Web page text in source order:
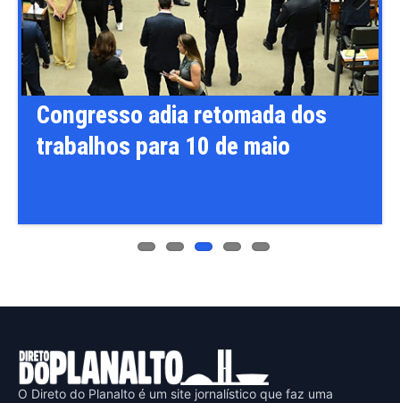
Congresso adia retomada dos
trabalhos para 10 de maio
Previ
ous
Next
O Direto do Planalto é um site jornalístico que faz uma